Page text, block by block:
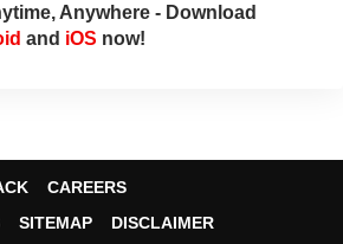
Anywhere - Download
and iOS now!
CAREERS
SITEMAP DISCLAIMER